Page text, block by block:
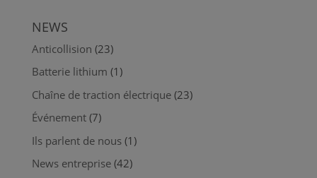
NEWS
Anticollision (23)
Batterie lithium (1)
Chaîne de traction électrique(23)
Événement(7)
Ils parlent de nous(1)
News entreprise(42)